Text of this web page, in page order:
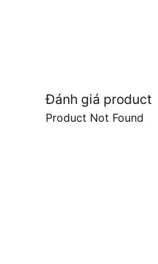
Đánh giá product
Product Not Found